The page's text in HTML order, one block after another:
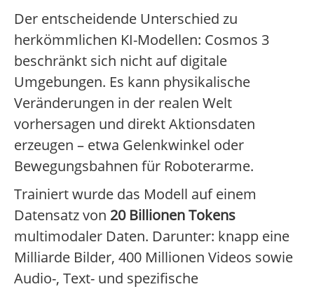
Der entscheidende Unterschied zu
herkömmlichen KI-Modellen: Cosmos 3
beschränkt sich nicht auf digitale
Umgebungen. Es kann physikalische
Veränderungen in der realen Welt
vorhersagen und direkt Aktionsdaten
erzeugen – etwa Gelenkwinkel oder
Bewegungsbahnen für Roboterarme.
Trainiert wurde das Modell auf einem
Datensatz von 20 Billionen Tokens
multimodaler Daten. Darunter: knapp eine
Milliarde Bilder, 400 Millionen Videos sowie
Audio-, Text- und spezifische